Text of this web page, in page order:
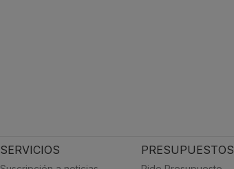
SERVICIOS PRESUPUESTOS